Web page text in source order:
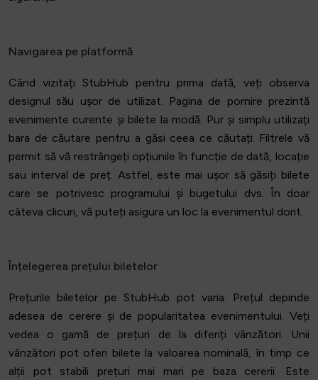
Navigarea pe platformă
Când vizitați StubHub pentru prima dată, veți observa
designul său ușor de utilizat. Pagina de pornire prezintă
evenimente curente și bilete la modă. Pur și simplu utilizați
bara de căutare pentru a găsi ceea ce căutați. Filtrele vă
permit să vă restrângeți opțiunile în funcție de dată, locație
sau interval de preț. Astfel, este mai ușor să găsiți bilete
care se potrivesc programului și bugetului dvs. În doar
câteva clicuri, vă puteți asigura un loc la evenimentul dorit.
Înțelegerea prețului biletelor
Prețurile biletelor pe StubHub pot varia. Prețul depinde
adesea de cerere și de popularitatea evenimentului. Veți
vedea o gamă de prețuri de la diferiți vânzători. Unii
vânzători pot oferi bilete la valoarea nominală, în timp ce
alții pot stabili prețuri mai mari pe baza cererii. Este